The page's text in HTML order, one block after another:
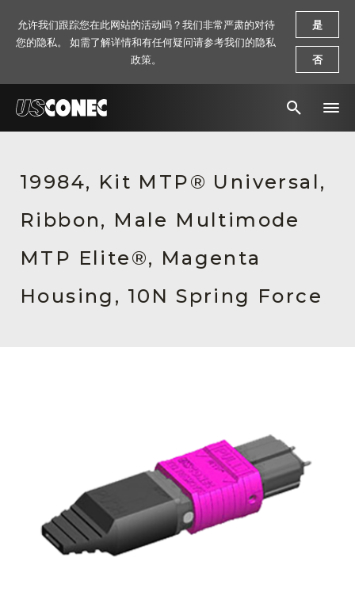
解决方案
产品
资源
关于我们
活动信息
19984, Kit MTP® Universal,
Ribbon, Male Multimode
MTP Elite®, Magenta
Housing, 10N Spring Force
允许我们跟踪您在此网站的活动吗？我们非常严肃的对待
您的隐私。 如需了解详情和有任何疑问请参考我们的隐私
政策。
是
否